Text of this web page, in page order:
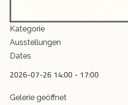
Kategorie
Ausstellungen
Dates
2026-07-26 14:00 - 17:00
Gelerie geöffnet